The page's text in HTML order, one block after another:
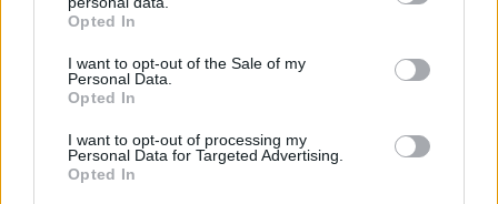
grant or deny consent to Google and its third-party tags to
use your data for below specified purposes in below Google
consent section.
Opted In
I want to opt-out of the Sale of my
Personal Data.
Opted In
I want to opt-out of processing my
Personal Data for Targeted Advertising.
Opted In
Η τελευταία ειρηνευτική πρόταση του Ιράν, οι διαφορές με
τις ΗΠΑ και η μοναδική προϋπόθεση για να μπουν τα
πυρηνικά στο τραπέζι των διαπραγματεύσεων
19.05.2026, 12:03